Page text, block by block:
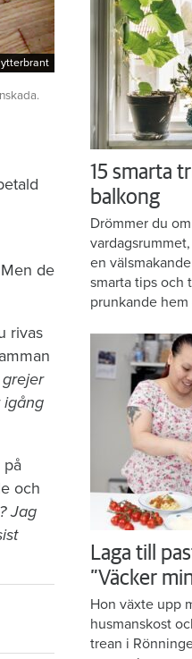
de
rivas
igång
på
och
Jag
15 smarta
balkong
Drömmer du
en
smarta tips och
prunkande
Laga till
”Väcker
Hon växte upp
husmanskost
trean i